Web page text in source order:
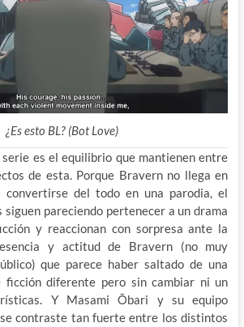
¿Es esto BL? (Bot Love)
es el equilibrio que mantienen entre
de esta. Porque Bravern no llega en
convertirse del todo en una parodia, el
siguen pareciendo pertenecer a un drama
y reaccionan con sorpresa ante la
y actitud de Bravern (no muy
que parece haber saltado de una
ficción diferente pero sin cambiar ni un
Y Masami Ōbari y su equipo
contraste tan fuerte entre los distintos